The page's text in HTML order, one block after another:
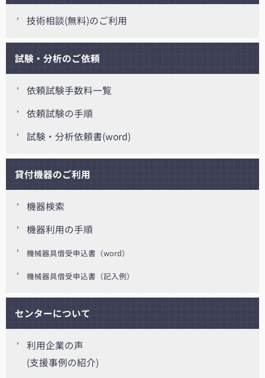
技術相談(無料)のご利用
試験・分析のご依頼
依頼試験手数料一覧
依頼試験の手順
試験・分析依頼書(word)
貸付機器のご利用
機器検索
機器利用の手順
機械器具借受申込書（word）
機械器具借受申込書（記入例）
センターについて
利用企業の声
(支援事例の紹介)